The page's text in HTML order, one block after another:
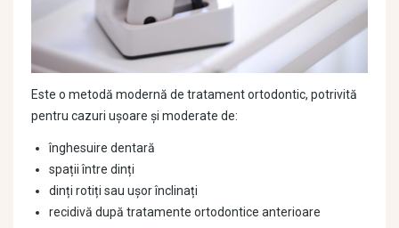
Este o metodă modernă de tratament ortodontic, potrivită
pentru cazuri ușoare și moderate de:
înghesuire dentară
spații între dinți
dinți rotiți sau ușor înclinați
recidivă după tratamente ortodontice anterioare